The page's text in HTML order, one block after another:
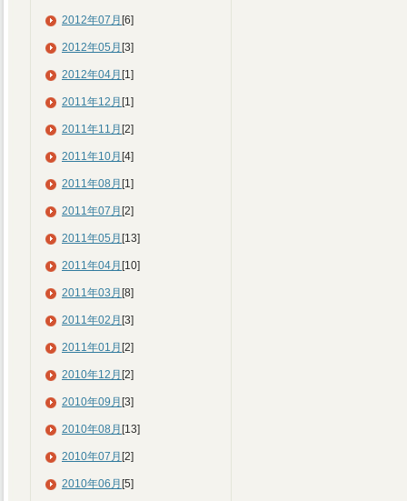
2012年07月 [6]
2012年05月 [3]
2012年04月 [1]
2011年12月 [1]
2011年11月 [2]
2011年10月 [4]
2011年08月 [1]
2011年07月 [2]
2011年05月 [13]
2011年04月 [10]
2011年03月 [8]
2011年02月 [3]
2011年01月 [2]
2010年12月 [2]
2010年09月 [3]
2010年08月 [13]
2010年07月 [2]
2010年06月 [5]